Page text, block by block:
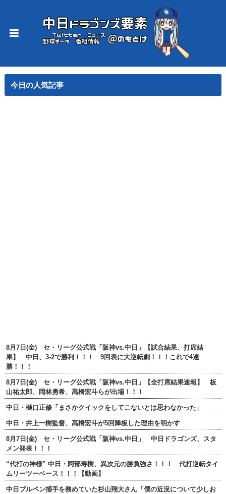
今日の人気記事
8月7日(金) セ・リーグ公式戦「阪神vs.中日」【試合結果、打席結
果】 中日、3-2で勝利！！！ 9回表に大逆転劇！！！これで4連
勝！！！
8月7日(金) セ・リーグ公式戦「阪神vs.中日」【全打席結果速報】 板
山祐太郎、岡林勇希、高橋宏斗らが出場！！！
中日・樋口正修「まさかクイックをしてこないとは思わなかった」
中日・井上一樹監督、高橋宏斗が5回降板した理由を明かす
8月7日(金) セ・リーグ公式戦「阪神vs.中日」 中日ドラゴンズ、スタ
メン発表！！！
“代打の神様” 中日・阿部寿樹、異次元の勝負強さ！！！ 代打逆転タイ
ムリーツーベース！！！【動画】
中日ブルペン捕手を務めていた杉山翔大さん「僕の近況について少しお